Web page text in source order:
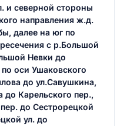
и северной стороны
направления ж.д.
далее на юг по
с р.Большой
Невки до
оси Ушаковского
до ул.Савушкина,
до Карельского пер.,
до Сестрорецкой
ул. до